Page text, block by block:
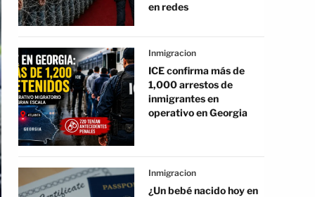
en redes
Inmigracion
ICE confirma más de
1,000 arrestos de
inmigrantes en
operativo en Georgia
Inmigracion
¿Un bebé nacido hoy en